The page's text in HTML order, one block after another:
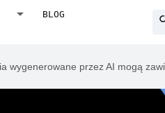
BLOG
wygenerowane przez AI mogą